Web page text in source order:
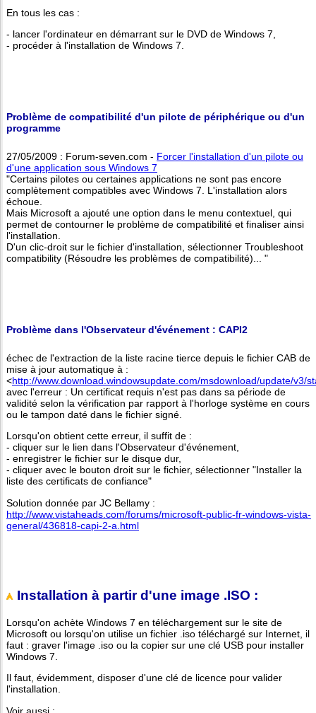
En tous les cas :
- lancer l'ordinateur en démarrant sur le DVD de Windows 7,
- procéder à l'installation de Windows 7.
Problème de compatibilité d'un pilote de périphérique ou d'un
programme
27/05/2009 : Forum-seven.com - Forcer l'installation d'un pilote ou
d'une application sous Windows 7
"Certains pilotes ou certaines applications ne sont pas encore
complètement compatibles avec Windows 7. L'installation alors
échoue.
Mais Microsoft a ajouté une option dans le menu contextuel, qui
permet de contourner le problème de compatibilité et finaliser ainsi
l'installation.
D'un clic-droit sur le fichier d'installation, sélectionner Troubleshoot
compatibility (Résoudre les problèmes de compatibilité)... "
Problème dans l'Observateur d'événement : CAPI2
échec de l'extraction de la liste racine tierce depuis le fichier CAB de
mise à jour automatique à :
<http://www.download.windowsupdate.com/msdownload/update/v3/
avec l'erreur : Un certificat requis n'est pas dans sa période de
validité selon la vérification par rapport à l'horloge système en cours
ou le tampon daté dans le fichier signé.
Lorsqu'on obtient cette erreur, il suffit de :
- cliquer sur le lien dans l'Observateur d'événement,
- enregistrer le fichier sur le disque dur,
- cliquer avec le bouton droit sur le fichier, sélectionner "Installer la
liste des certificats de confiance"
Solution donnée par JC Bellamy :
http://www.vistaheads.com/forums/microsoft-public-fr-windows-vista-
general/436818-capi-2-a.html
Installation à partir d'une image .ISO :
Lorsqu'on achète Windows 7 en téléchargement sur le site de
Microsoft ou lorsqu'on utilise un fichier .iso téléchargé sur Internet, il
faut : graver l'image .iso ou la copier sur une clé USB pour installer
Windows 7.
Il faut, évidemment, disposer d'une clé de licence pour valider
l'installation.
Voir aussi :